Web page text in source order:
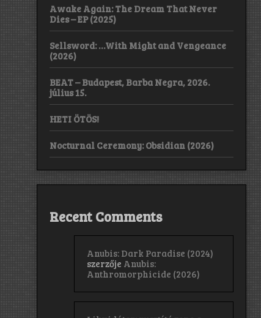
Awake Again: The Dream That Never
Dies – EP (2025)
Sellsword: …With Might and Vengeance
(2026)
BEAT – Budapest, Barba Negra, 2026.
július 15.
HETI ÖTÖS!
Nocturnal Ceremony: Obsidian (2026)
Recent Comments
Anubis: Dark Paradise (2024)
szerzője Anubis:
Anthromorphicide (2026)